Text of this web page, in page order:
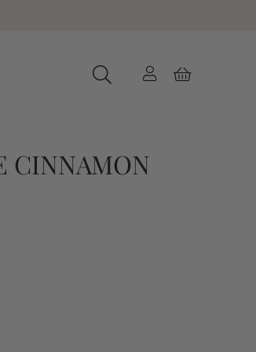
CINNAMON